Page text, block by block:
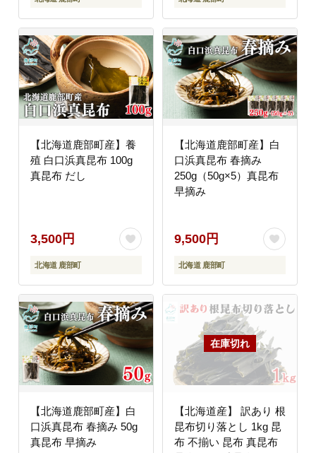
【北海道鹿部町産】養
殖 白口浜真昆布 100g
真昆布 だし
3,500円
北海道 鹿部町
【北海道鹿部町産】白
口浜真昆布 春摘み
250g（50g×5）真昆布
早摘み
9,500円
北海道 鹿部町
【北海道鹿部町産】白
口浜真昆布 春摘み 50g
真昆布 早摘み
【北海道産】 訳あり 根
昆布切り落とし 1kg 昆
布 不揃い 昆布 真昆布